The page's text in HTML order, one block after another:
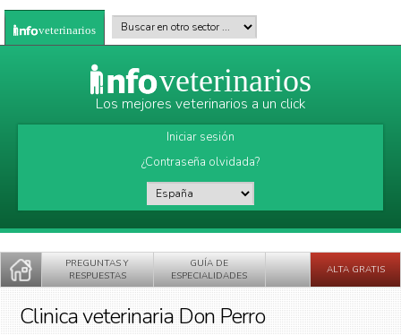
Pasar al contenido principal
veterinarios Buscar en otro sector
veterinarios
Los mejores veterinarios a un click
Iniciar sesión
¿Contraseña olvidada?
PREGUNTAS Y
RESPUESTAS
GUÍA DE
ESPECIALIDADES
ALTA GRATIS
Clinica veterinaria Don Perro